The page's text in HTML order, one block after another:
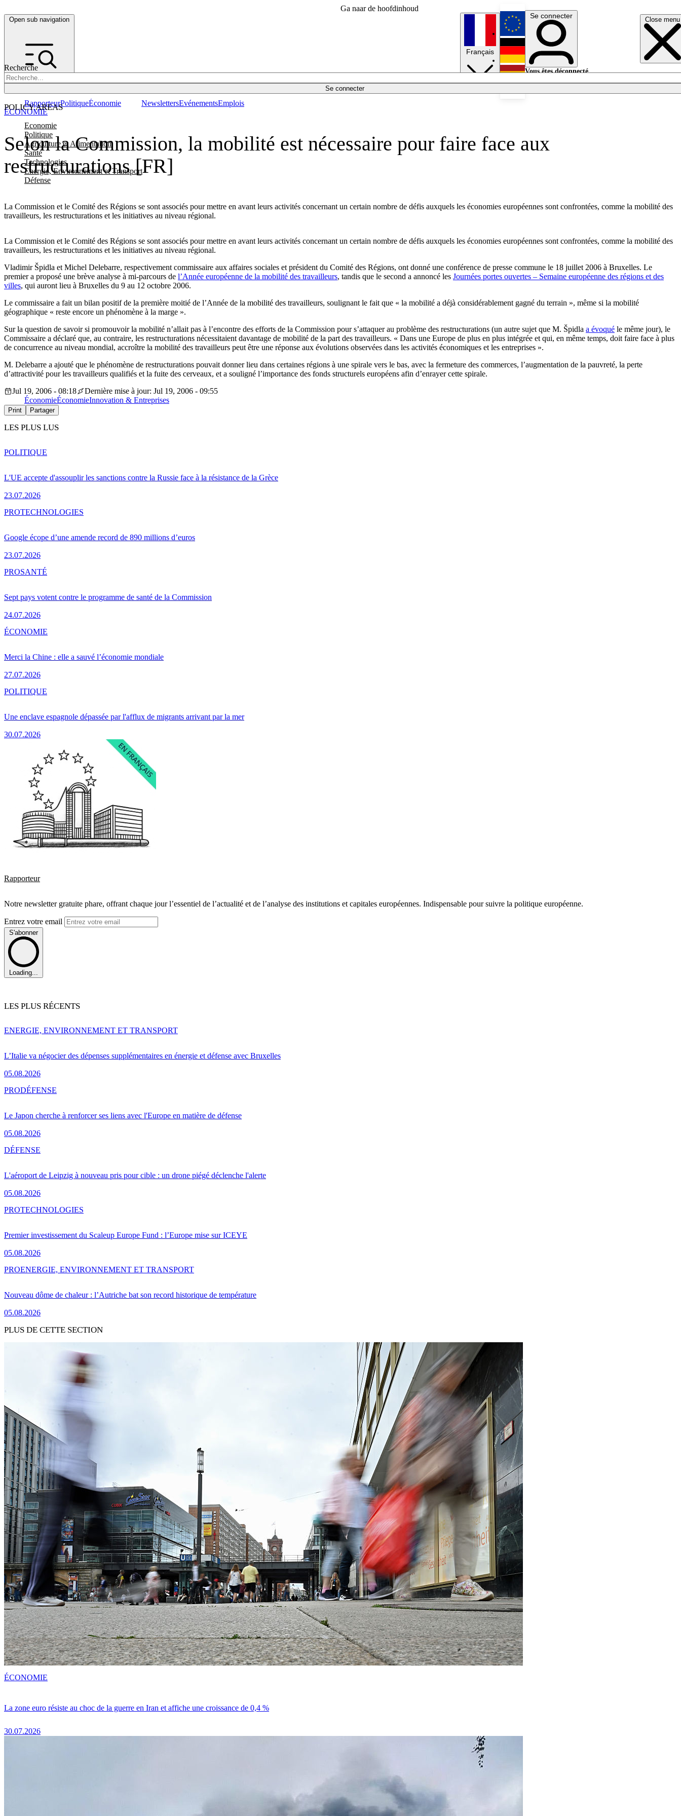
Ga naar de hoofdinhoud
Open sub navigation Close menu
Recherche
Se connecter
POLICY AREAS
Economie
Politique
Agriculture et Alimentation
Santé
Technologies
Energie, Environnement et Transport
Défense
RapporteurPolitiqueÉconomie NewslettersEvénementsEmplois
Français
English
Deutsch
Se connecter
Vous êtes déconnecté.
Selon la Commission, la mobilité est nécessaire pour faire face aux
restructurations [FR]
La Commission et le Comité des Régions se sont associés pour mettre en avant leurs activités concernant un certain nombre de défis auxquels les économies européennes sont confrontées, comme la mobilité des
travailleurs, les restructurations et les initiatives au niveau régional.
ÉCONOMIE
La Commission et le Comité des Régions se sont associés pour mettre en avant leurs activités concernant un certain nombre de défis auxquels les économies européennes sont confrontées, comme la mobilité des
travailleurs, les restructurations et les initiatives au niveau régional.
Vladimir Špidla et Michel Delebarre, respectivement commissaire aux affaires sociales et président du Comité des Régions, ont donné une conférence de presse commune le 18 juillet 2006 à Bruxelles. Le
premier a proposé une brève analyse à mi-parcours de l’Année européenne de la mobilité des travailleurs, tandis que le second a annoncé les Journées portes ouvertes – Semaine européenne des régions et des
villes, qui auront lieu à Bruxelles du 9 au 12 octobre 2006.
Le commissaire a fait un bilan positif de la première moitié de l’Année de la mobilité des travailleurs, soulignant le fait que « la mobilité a déjà considérablement gagné du terrain », même si la mobilité
géographique « reste encore un phénomène à la marge ».
Sur la question de savoir si promouvoir la mobilité n’allait pas à l’encontre des efforts de la Commission pour s’attaquer au problème des restructurations (un autre sujet que M. Špidla a évoqué le même jour), le
Commissaire a déclaré que, au contraire, les restructurations nécessitaient davantage de mobilité de la part des travailleurs. « Dans une Europe de plus en plus intégrée et qui, en même temps, doit faire face à plus
de concurrence au niveau mondial, accroître la mobilité des travailleurs peut être une réponse aux évolutions observées dans les activités économiques et les entreprises ».
M. Delebarre a ajouté que le phénomène de restructurations pouvait donner lieu dans certaines régions à une spirale vers le bas, avec la fermeture des commerces, l’augmentation de la pauvreté, la perte
d’attractivité pour les travailleurs qualifiés et la fuite des cerveaux, et a souligné l’importance des fonds structurels européens afin d’enrayer cette spirale.
Jul 19, 2006 - 08:18
Dernière mise à jour: Jul 19, 2006 - 09:55
ÉconomieÉconomieInnovation & Entreprises
Print Partager
LES PLUS LUS
L'UE accepte d'assouplir les sanctions contre la Russie face à la résistance de la Grèce
23.07.2026
POLITIQUE
Google écope d’une amende record de 890 millions d’euros
23.07.2026
PROTECHNOLOGIES
Sept pays votent contre le programme de santé de la Commission
24.07.2026
PROSANTÉ
Merci la Chine : elle a sauvé l’économie mondiale
27.07.2026
ÉCONOMIE
Une enclave espagnole dépassée par l'afflux de migrants arrivant par la mer
30.07.2026
POLITIQUE
Rapporteur
Notre newsletter gratuite phare, offrant chaque jour l’essentiel de l’actualité et de l’analyse des institutions et capitales européennes. Indispensable pour suivre la politique européenne.
Entrez votre email
S'abonner
Loading...
LES PLUS RÉCENTS
L’Italie va négocier des dépenses supplémentaires en énergie et défense avec Bruxelles
05.08.2026
ENERGIE, ENVIRONNEMENT ET TRANSPORT
Le Japon cherche à renforcer ses liens avec l'Europe en matière de défense
05.08.2026
PRODÉFENSE
L'aéroport de Leipzig à nouveau pris pour cible : un drone piégé déclenche l'alerte
05.08.2026
DÉFENSE
Premier investissement du Scaleup Europe Fund : l’Europe mise sur ICEYE
05.08.2026
PROTECHNOLOGIES
Nouveau dôme de chaleur : l’Autriche bat son record historique de température
05.08.2026
PROENERGIE, ENVIRONNEMENT ET TRANSPORT
PLUS DE CETTE SECTION
La zone euro résiste au choc de la guerre en Iran et affiche une croissance de 0,4 %
30.07.2026
ÉCONOMIE